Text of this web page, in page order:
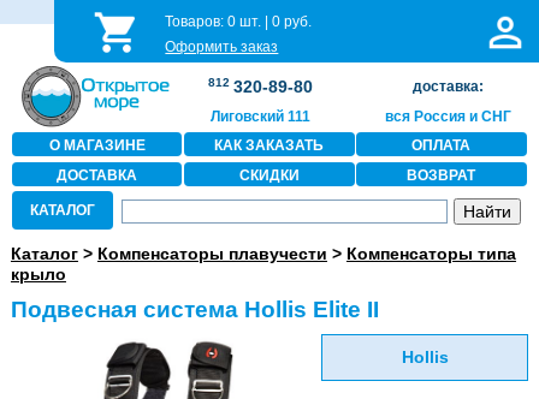
Товаров:0 шт. |0 руб.
Оформить заказ
812 320-89-80
Лиговский 111
доставка:
вся Россия и СНГ
О МАГАЗИНЕ
КАК ЗАКАЗАТЬ
ОПЛАТА
ДОСТАВКА
СКИДКИ ВОЗВРАТ
КАТАЛОГ
Каталог> Компенсаторы плавучести > Компенсаторы типа
крыло
Подвесная система Hollis Elite II
Hollis